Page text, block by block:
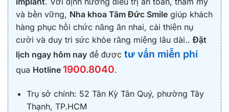
và bền vững, Nha khoa Tâm Đức Smile giúp khách
hàng phục hồi chức năng ăn nhai, cải thiện nụ
cười và duy trì sức khỏe răng miệng lâu dài.. Đặt
lịch ngay hôm nay để được tư vấn miễn phí
qua Hotline 1900.8040.
Trụ sở chính: 52 Tân Kỳ Tân Quý, phường Tây
Thạnh, TP.HCM